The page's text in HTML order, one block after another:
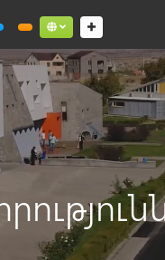
Social links